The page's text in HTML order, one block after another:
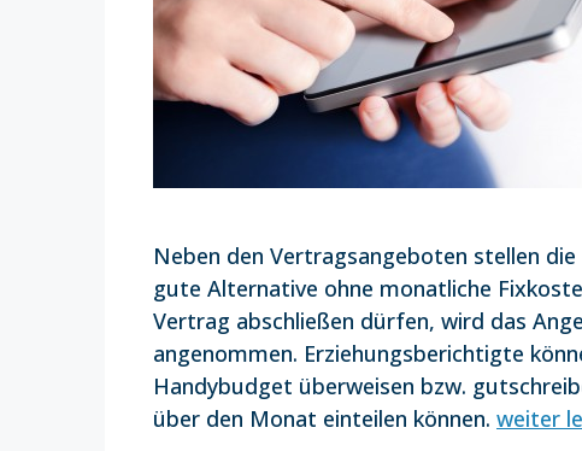
Neben den Vertragsangeboten stellen
gute Alternative ohne monatliche
Vertrag abschließen dürfen, wird das
angenommen. Erziehungsberichtigte
Handybudget überweisen bzw.
über den Monat einteilen können. weiter